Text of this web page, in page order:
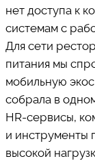
нет доступа к
системам с
Для сети
питания мы
мобильную
собрала в
HR-сервисы,
и инструменты
высокой